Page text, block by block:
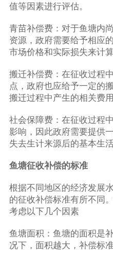
值等因素进行评估。
青苗补偿费：对于鱼塘内
资源，政府需要给予相应
市场价格和实际损失来计算
搬迁补偿费：在征收过程
点，政府也应给予一定的
搬迁过程中产生的相关费用
社会保障费：在征收过程
影响，因此政府需要提供
失去生计来源后的基本生活
鱼塘征收补偿的标准
根据不同地区的经济发展
的征收补偿标准有所不同
考虑以下几个因素
鱼塘面积：鱼塘的面积是
况下，面积越大，补偿标